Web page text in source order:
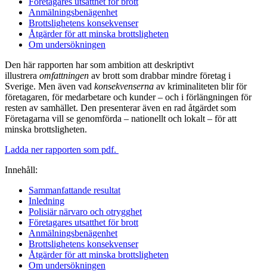
Anmälningsbenägenhet
Brottslighetens konsekvenser
Åtgärder för att minska brottsligheten
Om undersökningen
Den här rapporten har som ambition att deskriptivt
illustrera omfattningen av brott som drabbar mindre företag i
Sverige. Men även vad konsekvenserna av kriminaliteten blir för
företagaren, för medarbetare och kunder – och i förlängningen för
resten av samhället. Den presenterar även en rad åtgärdet som
Företagarna vill se genomförda – nationellt och lokalt – för att
minska brottsligheten.
Ladda ner rapporten som pdf.
Innehåll:
Sammanfattande resultat
Inledning
Polisiär närvaro och otrygghet
Företagares utsatthet för brott
Anmälningsbenägenhet
Brottslighetens konsekvenser
Åtgärder för att minska brottsligheten
Om undersökningen